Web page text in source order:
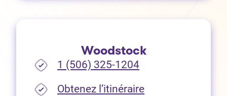
Woodstock
1 (506) 325-1204
Obtenez l’itinéraire(Ouvre dans un